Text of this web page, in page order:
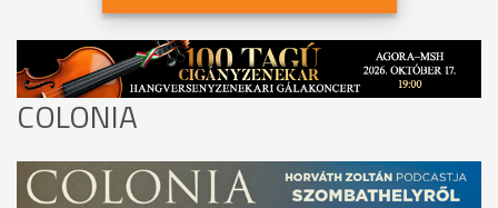
COLONIA